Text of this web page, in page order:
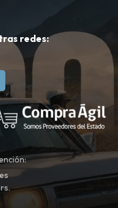
redes: